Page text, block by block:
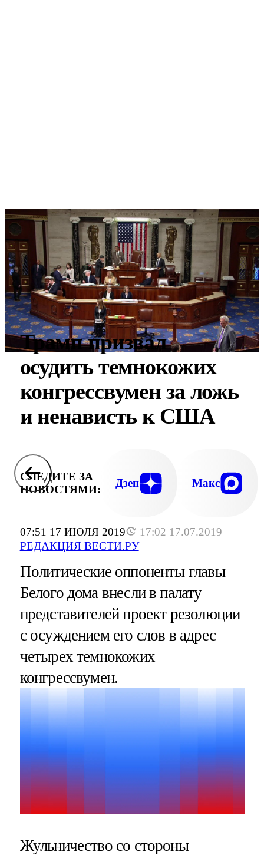
07:51 17 ИЮЛЯ 2019
17:02 17.07.2019
РЕДАКЦИЯ ВЕСТИ.РУ
Трамп призвал
осудить темнокожих
конгрессвумен за ложь
и ненависть к США
СЛЕДИТЕ ЗА
НОВОСТЯМИ:
Дзен Макс
Политические оппоненты главы
Белого дома внесли в палату
представителей проект резолюции
с осуждением его слов в адрес
четырех темнокожих
конгрессвумен.
Жульничество со стороны